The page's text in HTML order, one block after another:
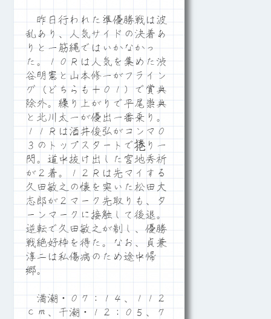
昨日行われた準優勝戦は波
乱あり、人気サイドの決着あ
りと一筋縄ではいかなかっ
た。１０Ｒは人気を集めた渋
谷明憲と山本修一がフライン
グ（どちらも＋０１）で賞典
除外。繰り上がりで平尾崇典
と北川太一が優出一番乗り。
１１Ｒは酒井俊弘がコンマ０
３のトップスタートで捲り一
閃。道中抜け出した宮地秀祈
が２着。１２Ｒは先マイする
久田敏之の懐を突いた松田大
志郎が２マーク先取りも、タ
ーンマークに接触して後退。
逆転で久田敏之が制し、優勝
戦絶好枠を得た。なお、貞兼
淳二は私傷病のため途中帰
郷。
満潮・０７：１４、１１２
ｃｍ、干潮・１２：０５、７